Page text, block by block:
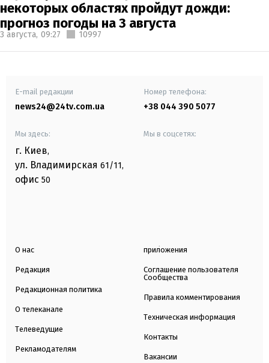
некоторых областях пройдут дожди:
прогноз погоды на 3 августа
3 августа, 09:27 10997
E-mail редакции
news24@24tv.com.ua
Номер телефона:
+38 044 390 5077
Мы здесь:
г. Киев,
ул. Владимирская 61/11,
офис 50
Мы в соцсетях:
О нас
Редакция
Редакционная политика
О телеканале
Телеведущие
Рекламодателям
приложения
Соглашение пользователя
Сообщества
Правила комментирования
Техническая информация
Контакты
Вакансии